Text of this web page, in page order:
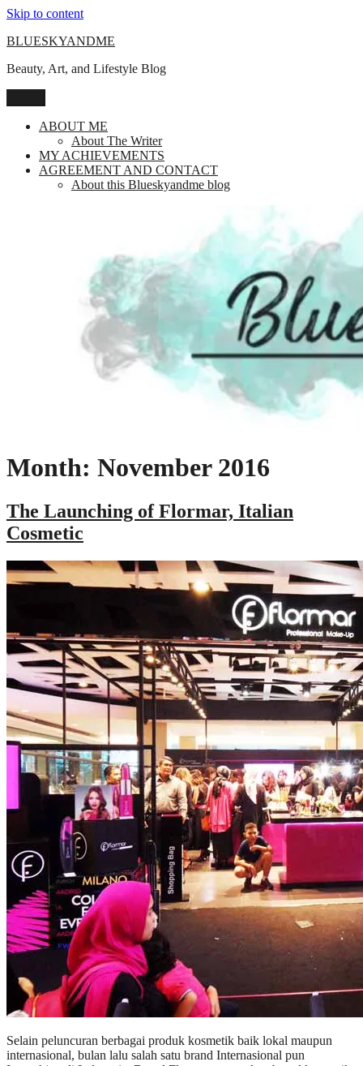
Skip to content
BLUESKYANDME
Beauty, Art, and Lifestyle Blog
ABOUT ME
About The Writer
MY ACHIEVEMENTS
AGREEMENT AND CONTACT
About this Blueskyandme blog
Month: November 2016
The Launching of Flormar, Italian
Cosmetic
Selain peluncuran berbagai produk kosmetik baik lokal maupun
internasional, bulan lalu salah satu brand Internasional pun